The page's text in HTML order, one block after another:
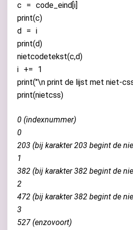
c
= code_eind i
print(c)
d
= i
print(d)
nietcodetekst(c,d)
i +=
1
print("\n print de lijst met niet-
print(nietcss)
0 (indexnummer)
0
203 (bij karakter 203 begint de
1
382 (bij karakter 382 begint de
2
472 (bij karakter 382 begint de
3
527 (enzovoort)